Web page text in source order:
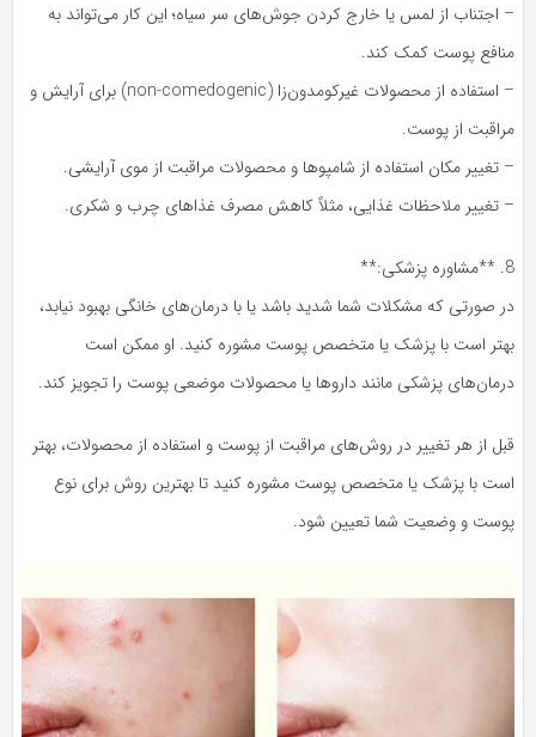
– اجتناب از لمس یا خارج کردن جوش‌های سر سیاه؛ این کار می‌تواند به
منافع پوست کمک کند.
– استفاده از محصولات غیرکومدون‌زا (non-comedogenic) برای آرایش و
مراقبت از پوست.
– تغییر مکان استفاده از شامپوها و محصولات مراقبت از موی آرایشی.
– تغییر ملاحظات غذایی، مثلاً کاهش مصرف غذاهای چرب و شکری.
8. **مشاوره پزشکی:**
در صورتی که مشکلات شما شدید باشد یا با درمان‌های خانگی بهبود نیابد،
بهتر است با پزشک یا متخصص پوست مشوره کنید. او ممکن است
درمان‌های پزشکی مانند داروها یا محصولات موضعی پوست را تجویز کند.
قبل از هر تغییر در روش‌های مراقبت از پوست و استفاده از محصولات، بهتر
است با پزشک یا متخصص پوست مشوره کنید تا بهترین روش برای نوع
پوست و وضعیت شما تعیین شود.